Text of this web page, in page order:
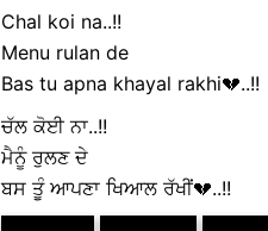
Chal koi na..!!
Menu rulan de
Bas tu apna khayal rakhi💔..!!
ਚੱਲ ਕੋਈ ਨਾ..!!
ਮੈਨੂੰ ਰੁਲਣ ਦੇ
ਬਸ ਤੂੰ ਆਪਣਾ ਖਿਆਲ ਰੱਖੀਂ💔..!!